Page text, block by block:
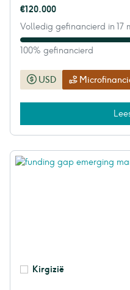
€120.000
Volledig gefinancierd in 17
100% gefinancierd
USD
Kirgizië